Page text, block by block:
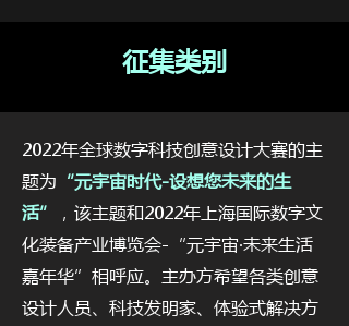
征集类别
2022年全球数字科技创意设计大赛的主
题为 “元宇宙时代-设想您未来的生
活”
，该主题和2022年上海国际数字文
化装备产业博览会-“元宇宙·未来生活
嘉年华”相呼应。主办方希望各类创意
设计人员、科技发明家、体验式解决方